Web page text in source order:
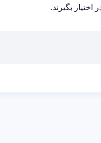
بگیرند.